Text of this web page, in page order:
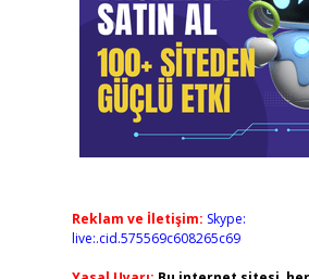
Reklam ve İletişim: Skype:
live:.cid.575569c608265c69